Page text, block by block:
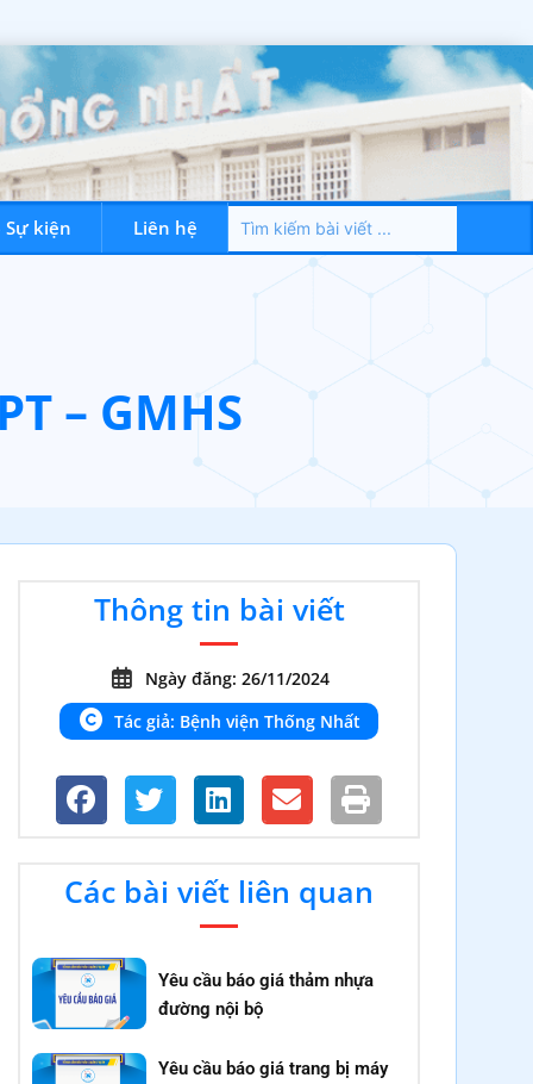
Dành cho NVYT Tin tức – Sự kiện Liên hệ
Sự kiện Liên hệ
– GMHS
Thông tin bài viết
Ngày đăng: 26/11/2024
Tác giả: Bệnh viện Thống Nhất
Các bài viết liên quan
Yêu cầu báo giá thảm nhựa
đường nội bộ
Yêu cầu báo giá trang bị máy